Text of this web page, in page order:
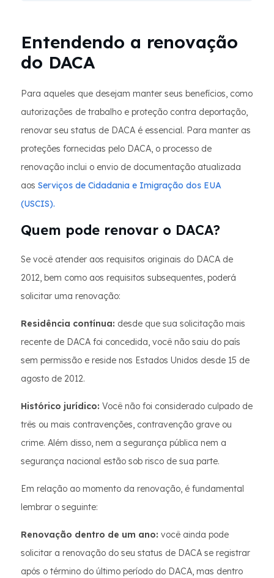
Entendendo a renovação
do DACA
Para aqueles que desejam manter seus benefícios, como
autorizações de trabalho e proteção contra deportação,
renovar seu status de DACA é essencial. Para manter as
proteções fornecidas pelo DACA, o processo de
renovação inclui o envio de documentação atualizada
aos Serviços de Cidadania e Imigração dos EUA
(USCIS).
Quem pode renovar o DACA?
Se você atender aos requisitos originais do DACA de
2012, bem como aos requisitos subsequentes, poderá
solicitar uma renovação:
Residência contínua: desde que sua solicitação mais
recente de DACA foi concedida, você não saiu do país
sem permissão e reside nos Estados Unidos desde 15 de
agosto de 2012.
Histórico jurídico: Você não foi considerado culpado de
três ou mais contravenções, contravenção grave ou
crime. Além disso, nem a segurança pública nem a
segurança nacional estão sob risco de sua parte.
Em relação ao momento da renovação, é fundamental
lembrar o seguinte:
Renovação dentro de um ano: você ainda pode
solicitar a renovação do seu status de DACA se registrar
após o término do último período do DACA, mas dentro